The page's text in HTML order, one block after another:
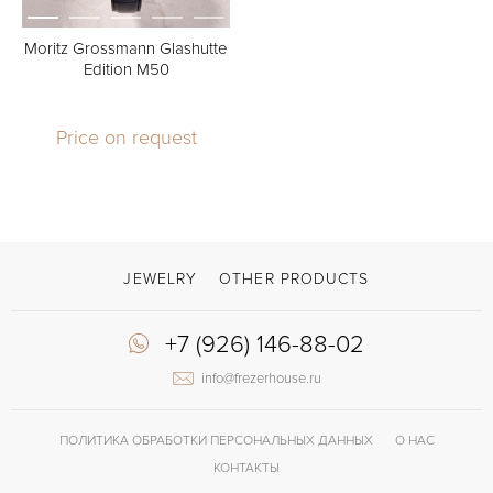
Moritz Grossmann Glashutte
Edition M50
Price on request
JEWELRY OTHER PRODUCTS
+7 (926) 146-88-02
info@frezerhouse.ru
ПОЛИТИКА ОБРАБОТКИ ПЕРСОНАЛЬНЫХ ДАННЫХ
О НАС
КОНТАКТЫ